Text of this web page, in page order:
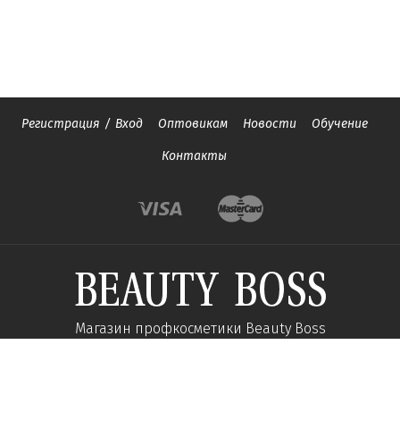
Регистрация / Вход Оптовикам Новости Обучение
Контакты
Магазин профкосметики Beauty Boss